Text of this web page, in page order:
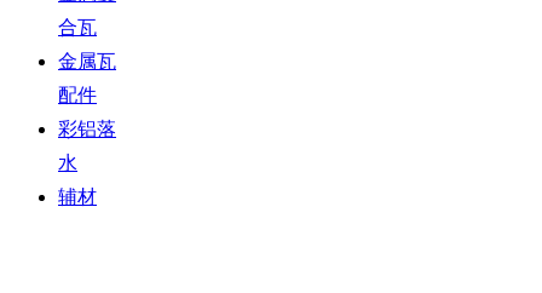
合瓦
金属瓦
配件
彩铝落
水
辅材